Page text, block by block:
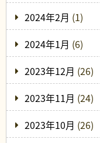
2024年2月 (1)
2024年1月 (6)
2023年12月 (26)
2023年11月 (24)
2023年10月 (26)